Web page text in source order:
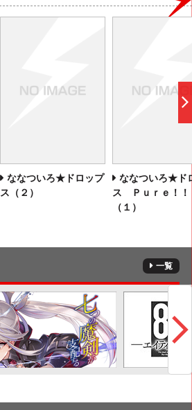
ななついろ★ドロップ
ス（２）
ななついろ★ド
ス Ｐｕｒｅ！！
（１）
一覧